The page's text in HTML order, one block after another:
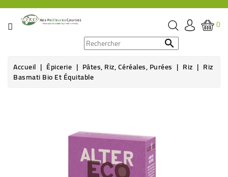
CATÉGORIE
ÉPICERIE
0

Accueil Épicerie Pâtes, Riz, Céréales, Purées Riz Riz
Basmati Bio Et Équitable